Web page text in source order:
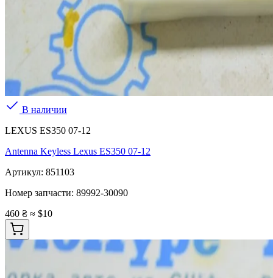
В наличии
LEXUS ES350 07-12
Antenna Keyless Lexus ES350 07-12
Артикул: 851103
Номер запчасти: 89992-30090
460 ₴ ≈ $10